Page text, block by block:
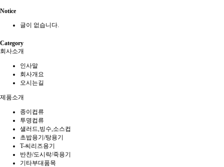
Notice
글이 없습니다.
Category
회사소개
인사말
회사개요
오시는길
제품소개
종이컵류
투명컵류
샐러드,빙수,소스컵
초밥용기/탕용기
T-씨리즈용기
반찬/도시락/죽용기
기타부대품목